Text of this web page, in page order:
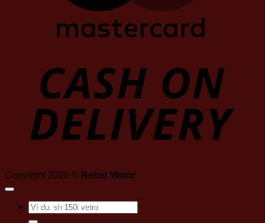
Copyright 2026 © Rebel Motor
Tìm
kiếm: